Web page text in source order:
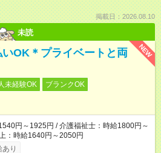
掲載日：2026.08.10
未読
NEW
いOK＊プライベートと両
未経験OK
ブランクOK
円～1925円 / 介護福祉士：時給1800円～
：時給1640円～2050円
り